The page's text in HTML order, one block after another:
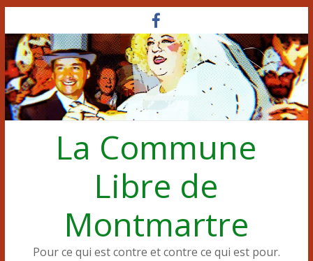
au
contenu
La Commune
Libre de
Montmartre
Pour ce qui est contre et contre ce qui est pour.